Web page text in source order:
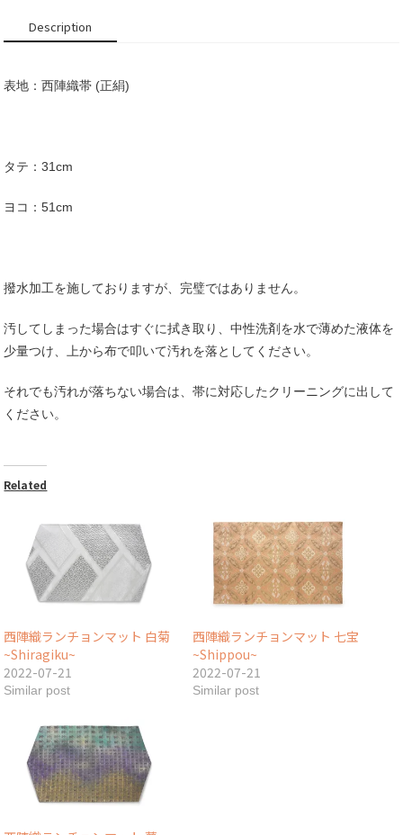
quantity
Description
表地：西陣織帯 (正絹)
タテ：31cm
ヨコ：51cm
撥水加工を施しておりますが、完璧ではありません。
汚してしまった場合はすぐに拭き取り、中性洗剤を水で薄めた液体を
少量つけ、上から布で叩いて汚れを落としてください。
それでも汚れが落ちない場合は、帯に対応したクリーニングに出して
ください。
Related
西陣織ランチョンマット 白菊
~Shiragiku~
2022-07-21
Similar post
西陣織ランチョンマット 七宝
~Shippou~
2022-07-21
Similar post